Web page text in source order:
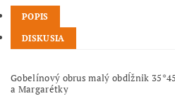
POPIS
DISKUSIA
Gobelínový obrus malý obdĺžnik
a Margarétky